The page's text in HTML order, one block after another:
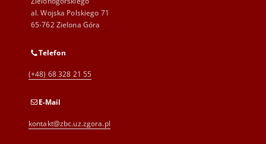
al. Wojska Polskiego 71
65-762 Zielona Góra
Telefon
(+48) 68 328 21 55
E-Mail
kontakt@zbc.uz.zgora.pl